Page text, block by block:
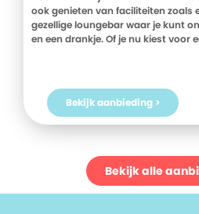
ook genieten van faciliteiten zoals
gezellige loungebar waar je kunt
en een drankje. Of je nu kiest voor
Bekijk aanbieding >
Bekijk alle